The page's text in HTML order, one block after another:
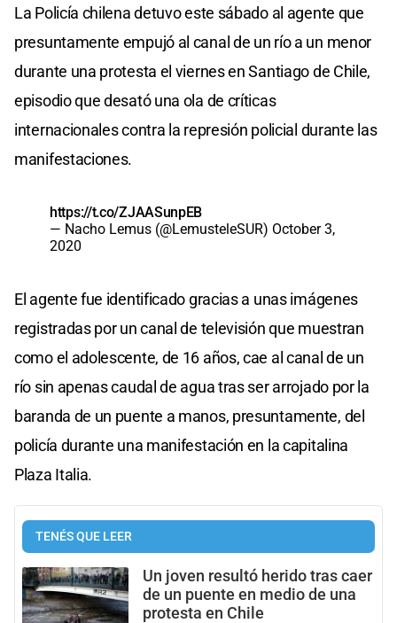
La Policía chilena detuvo este sábado al agente que
presuntamente empujó al canal de un río a un menor
durante una protesta el viernes en Santiago de Chile,
episodio que desató una ola de críticas
internacionales contra la represión policial durante las
manifestaciones.
https://t.co/ZJAASunpEB
— Nacho Lemus (@LemusteleSUR) October 3,
2020
El agente fue identificado gracias a unas imágenes
registradas por un canal de televisión que muestran
como el adolescente, de 16 años, cae al canal de un
río sin apenas caudal de agua tras ser arrojado por la
baranda de un puente a manos, presuntamente, del
policía durante una manifestación en la capitalina
Plaza Italia.
TENÉS QUE LEER
Un joven resultó herido tras caer
de un puente en medio de una
protesta en Chile